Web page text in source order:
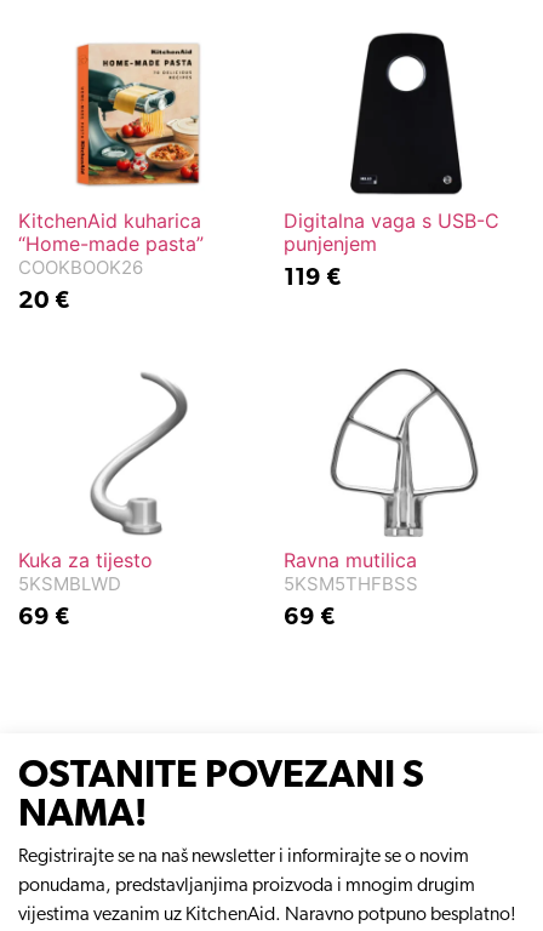
KitchenAid kuharica
“Home-made pasta”
COOKBOOK26
20 €
Digitalna vaga s USB-C
punjenjem
119 €
Kuka za tijesto
5KSMBLWD
69 €
Ravna mutilica
5KSM5THFBSS
69 €
OSTANITE POVEZANI S
NAMA!
Registrirajte se na naš newsletter i informirajte se o novim
ponudama, predstavljanjima proizvoda i mnogim drugim
vijestima vezanim uz KitchenAid. Naravno potpuno besplatno!